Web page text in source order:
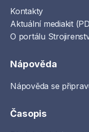
Kontakty
Aktuální mediakit
O portálu
Nápověda
Nápověda se
Časopis